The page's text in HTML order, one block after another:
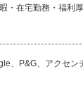
・在宅勤務・福利
、P&G、アクセン